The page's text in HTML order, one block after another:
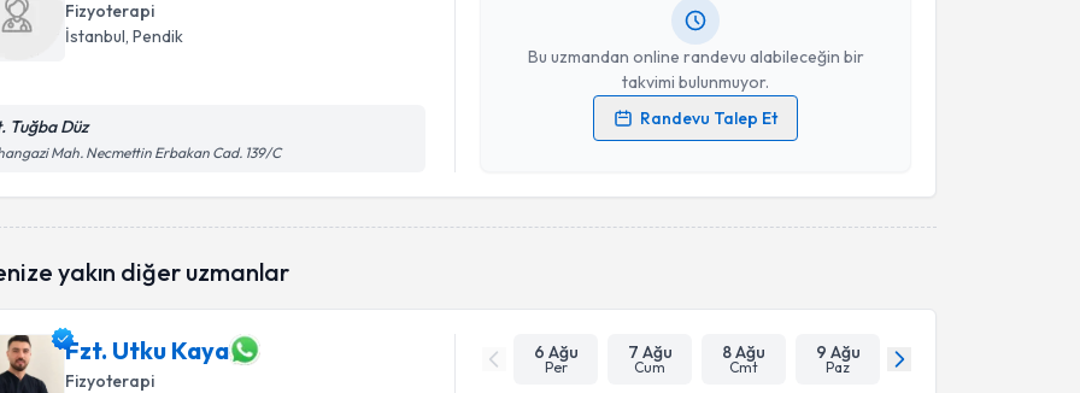
Fizyoterapi
İstanbul, Pendik
Tuğba Düz
Mah. Necmettin Erbakan Cad. 139/C
Bu uzmandan online randevu alabileceğin bir
takvimi bulunmuyor.
Randevu Talep Et
Kişisel verilerimin işlenmesine ilişkinAydınlatma Metni
işlenmesini kabul ediyorum.
yakın diğer uzmanlar
Fzt. Utku Kaya
Fizyoterapi
6 Ağu
Per
7 Ağu
Cum
8 Ağu
Cmt
9 Ağu
Paz